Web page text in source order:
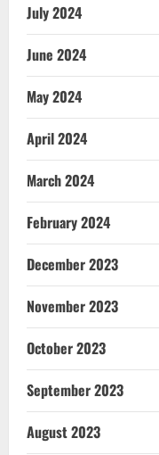
July 2024
June 2024
May 2024
April 2024
March 2024
February 2024
December 2023
November 2023
October 2023
September 2023
August 2023